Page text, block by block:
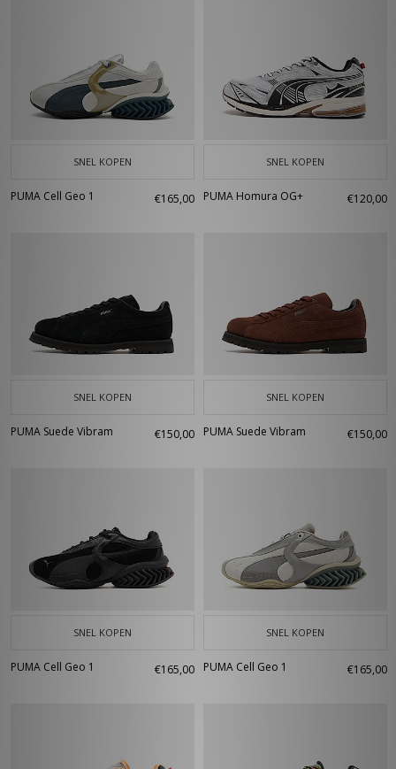
SNEL KOPEN
PUMA Cell Geo 1 €165,00
SNEL KOPEN
PUMA Homura OG+ €120,00
SNEL KOPEN
PUMA Suede Vibram €150,00
SNEL KOPEN
PUMA Suede Vibram €150,00
SNEL KOPEN
PUMA Cell Geo 1 €165,00
SNEL KOPEN
PUMA Cell Geo 1 €165,00